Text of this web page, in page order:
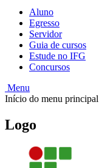
Aluno
Egresso
Servidor
Guia de cursos
Estude no IFG
Concursos
Menu
Início do menu principal
Logo